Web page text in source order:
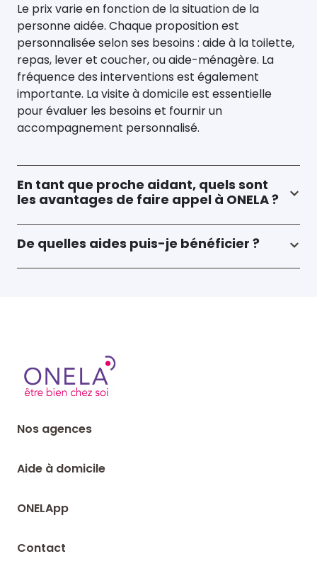
Le prix varie en fonction de la situation de la
personne aidée. Chaque proposition est
personnalisée selon ses besoins : aide à la toilette,
repas, lever et coucher, ou aide-ménagère. La
fréquence des interventions est également
importante. La visite à domicile est essentielle
pour évaluer les besoins et fournir un
accompagnement personnalisé.
En tant que proche aidant, quels sont
les avantages de faire appel à ONELA ?
De quelles aides puis-je bénéficier ?
Nos agences
Aide à domicile
ONELApp
Contact